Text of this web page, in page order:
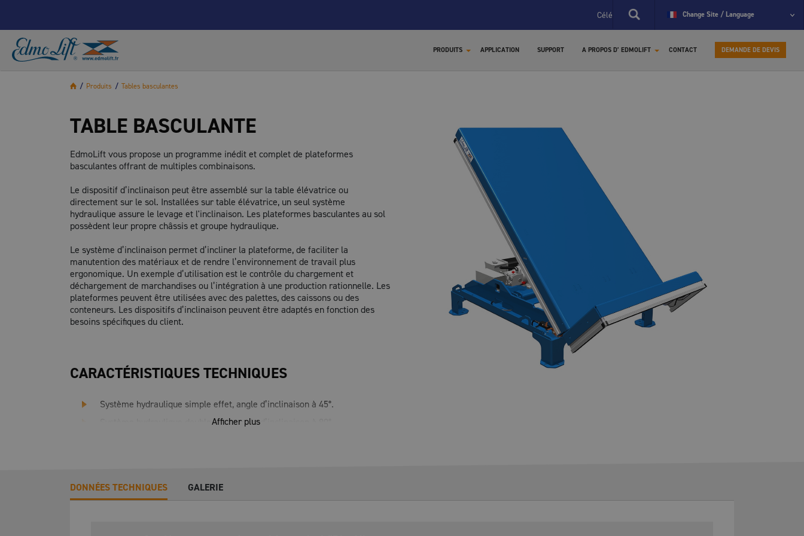
Change Site / Language
Célébration du 60e anniversaire d'EdmoLift. La première
PRODUITS APPLICATION SUPPORT A PROPOS D’ EDMOLIFT CONTACT DEMANDE DE DEVIS
/ Produits / Tables basculantes
Afficher plus
TABLE BASCULANTE
EdmoLift vous propose un programme inédit et complet de plateformes
basculantes offrant de multiples combinaisons.
Le dispositif d’inclinaison peut être assemblé sur la table élévatrice ou
directement sur le sol. Installées sur table élévatrice, un seul système
hydraulique assure le levage et l'inclinaison. Les plateformes basculantes au sol
possèdent leur propre châssis et groupe hydraulique.
Le système d’inclinaison permet d’incliner la plateforme, de faciliter la
manutention des matériaux et de rendre l’environnement de travail plus
ergonomique. Un exemple d’utilisation est le contrôle du chargement et
déchargement de marchandises ou l’intégration à une production rationnelle. Les
plateformes peuvent être utilisées avec des palettes, des caissons ou des
conteneurs. Les dispositifs d’inclinaison peuvent être adaptés en fonction des
besoins spécifiques du client.
CARACTÉRISTIQUES TECHNIQUES
Système hydraulique simple effet, angle d’inclinaison à 45°.
Système hydraulique double effet, angle d’inclinaison à 90°.
Protection contre l'effondrement de 230 mm incluse.
DONNÉES TECHNIQUES GALERIE